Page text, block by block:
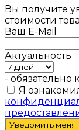
Вы получите
стоимости
Ваш E-Mail
Актуальность
- обязательно
Я